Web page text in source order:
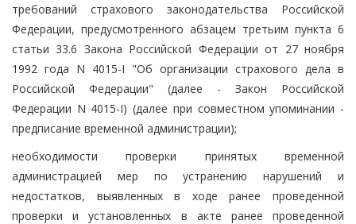
требований страхового законодательства Российской
Федерации, предусмотренного абзацем третьим пункта 6
статьи 33.6 Закона Российской Федерации от 27 ноября
1992 года N 4015-I "Об организации страхового дела в
Российской Федерации" (далее - Закон Российской
Федерации N 4015-I) (далее при совместном упоминании -
предписание временной администрации);
необходимости проверки принятых временной
администрацией мер по устранению нарушений и
недостатков, выявленных в ходе ранее проведенной
проверки и установленных в акте ранее проведенной